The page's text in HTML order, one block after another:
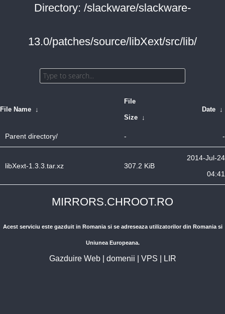
Directory: /slackware/slackware-
13.0/patches/source/libXext/src/lib/
File Name ↓
File
Size ↓
Date ↓
Parent directory/ - -
libXext-1.3.3.tar.xz 307.2 KiB
2014-Jul-24
04:41
MIRRORS.CHROOT.RO
Acest serviciu este gazduit in Romania si se adreseaza utilizatorilor din Romania si
Uniunea Europeana.
Gazduire Web| domenii VPS LIR